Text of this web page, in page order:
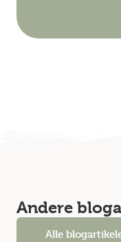
Andere
Alle